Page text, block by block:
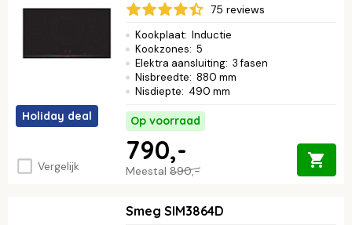
Holiday deal
Vergelijk
75 reviews
Kookplaat: Inductie
Kookzones: 5
Elektra aansluiting: 3 fasen
Nisbreedte: 880 mm
Nisdiepte: 490 mm
Op voorraad
Meestal 890,-
790,-
Smeg SIM3864D